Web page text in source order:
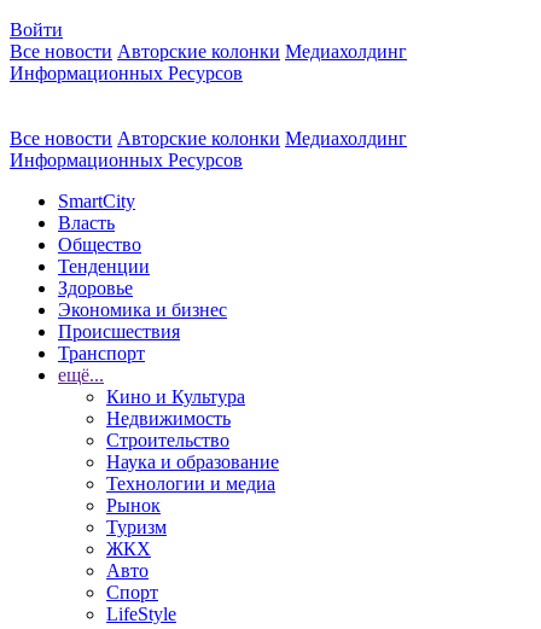
Войти
Все новости Авторские колонки Медиахолдинг
Информационных Ресурсов
Все новости Авторские колонки Медиахолдинг
Информационных Ресурсов
SmartCity
Власть
Общество
Тенденции
Здоровье
Экономика и бизнес
Происшествия
Транспорт
ещё...
Кино и Культура
Недвижимость
Строительство
Наука и образование
Технологии и медиа
Рынок
Туризм
ЖКХ
Авто
Спорт
LifeStyle